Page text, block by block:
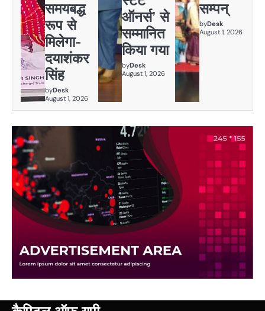
समयबद्ध
रूप से
मिलेगा-
दयाशंकर
सिंह
byDesk
August 1, 2026
ऑनर्स’ से
सम्मानित
किया गया
byDesk
August 1, 2026
सम्पन्
byDesk
August 1, 2026